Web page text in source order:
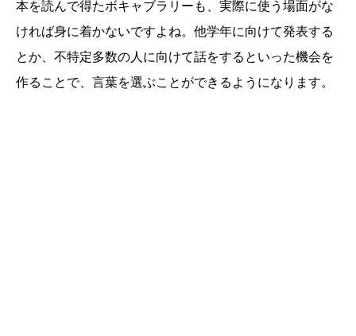
本を読んで得たボキャブラリーも、実際に使う場面がな
ければ身に着かないですよね。他学年に向けて発表する
とか、不特定多数の人に向けて話をするといった機会を
作ることで、言葉を選ぶことができるようになります。